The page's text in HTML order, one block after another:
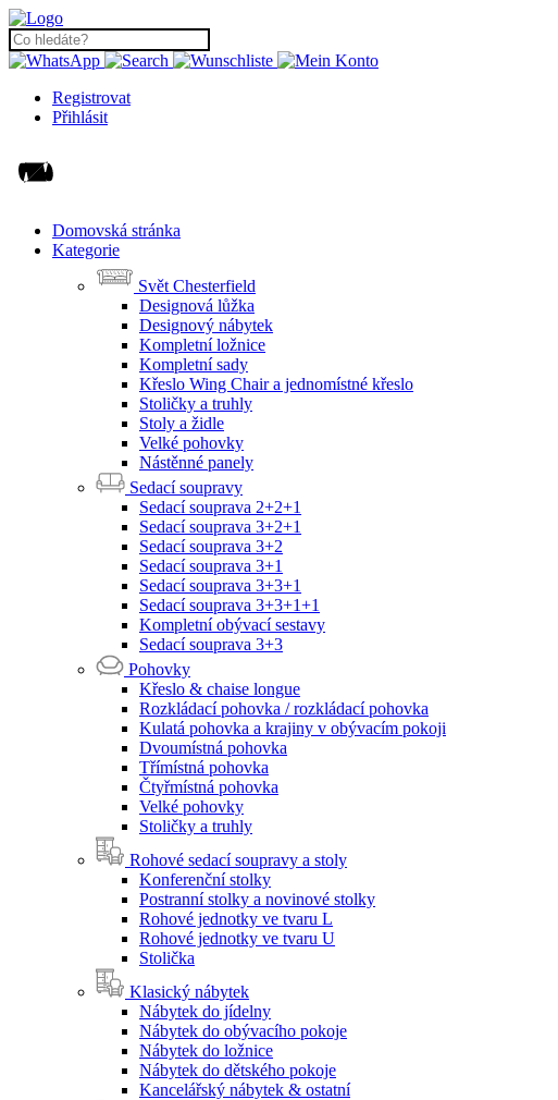
Registrovat
Přihlásit
Domovská stránka
Kategorie
Svět Chesterfield
Designová lůžka
Designový nábytek
Kompletní ložnice
Kompletní sady
Křeslo Wing Chair a jednomístné křeslo
Stoličky a truhly
Stoly a židle
Velké pohovky
Nástěnné panely
Sedací soupravy
Sedací souprava 2+2+1
Sedací souprava 3+2+1
Sedací souprava 3+2
Sedací souprava 3+1
Sedací souprava 3+3+1
Sedací souprava 3+3+1+1
Kompletní obývací sestavy
Sedací souprava 3+3
Pohovky
Křeslo & chaise longue
Rozkládací pohovka / rozkládací pohovka
Kulatá pohovka a krajiny v obývacím pokoji
Dvoumístná pohovka
Třímístná pohovka
Čtyřmístná pohovka
Velké pohovky
Stoličky a truhly
Rohové sedací soupravy a stoly
Konferenční stolky
Postranní stolky a novinové stolky
Rohové jednotky ve tvaru L
Rohové jednotky ve tvaru U
Stolička
Klasický nábytek
Nábytek do jídelny
Nábytek do obývacího pokoje
Nábytek do ložnice
Nábytek do dětského pokoje
Kancelářský nábytek & ostatní